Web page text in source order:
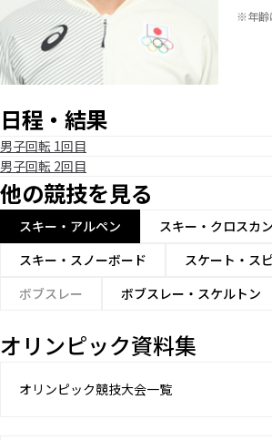
※年齢
日程・結果
男子回転 1回目
男子回転 2回目
他の競技を見る
スキー・アルペン スキー・クロスカ
スキー・スノーボード
スケート・ス
ボブスレー
ボブスレー・スケルトン
オリンピック資料集
オリンピック競技大会一覧